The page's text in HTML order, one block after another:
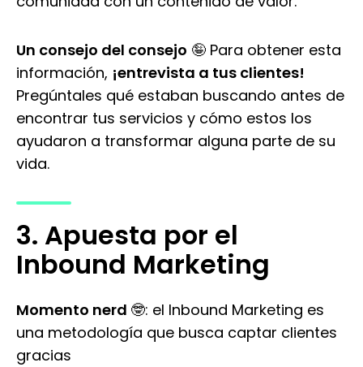
Un consejo del consejo 🤪 Para obtener esta
información, ¡entrevista a tus clientes!
Pregúntales qué estaban buscando antes de
encontrar tus servicios y cómo estos los
ayudaron a transformar alguna parte de su
vida.
3. Apuesta por el
Inbound Marketing
Momento nerd 🤓: el Inbound Marketing es
una metodología que busca captar clientes
gracias